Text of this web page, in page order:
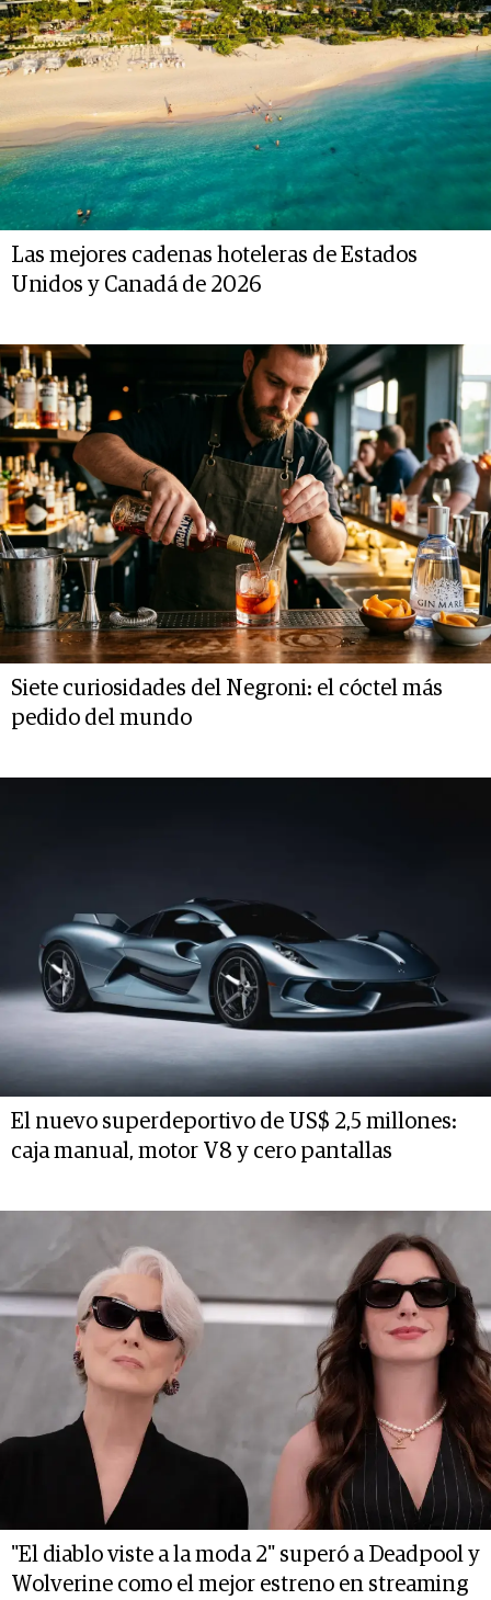
Las mejores cadenas hoteleras de Estados
Unidos y Canadá de 2026
Siete curiosidades del Negroni: el cóctel más
pedido del mundo
El nuevo superdeportivo de US$ 2,5 millones:
caja manual, motor V8 y cero pantallas
"El diablo viste a la moda 2" superó a Deadpool y
Wolverine como el mejor estreno en streaming